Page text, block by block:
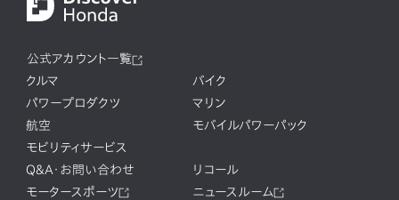
公式アカウント一覧
クルマ
バイク
パワープロダクツ
マリン
航空
モバイルパワーパック
モビリティサービス
Q&A・お問い合わせ
リコール
モータースポーツ
ニュースルーム